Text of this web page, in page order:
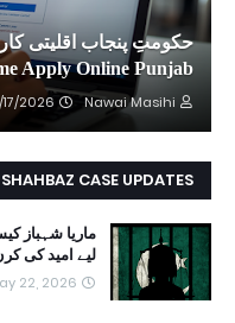
Apply Online Punjab
Nawai Masihi
2026 10:42:00 AM
CASE UPDATES
ماریا شہباز
لیے امید کی
22, 2026